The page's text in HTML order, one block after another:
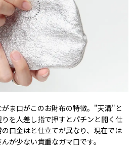
ま口がこのお財布の特徴。"天溝"と
を人差し指で押すとパチンと開く仕
口金はと仕立てが異なり、現在では
が少ない貴重なガマ口です。